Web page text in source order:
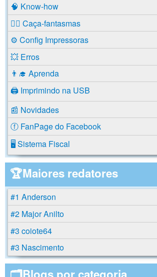
🧠 Know-how
🕵️‍♂️ Caça-fantasmas
⚙️ Config Impressoras
💥 Erros
👨‍🎓 Aprenda
🖨️ Imprimindo na USB
📰 Novidades
ⓕ FanPage do Facebook
🖥️ Sistema Fiscal
🏆Maiores redatores
#1 Anderson
#2 Major Anilto
#3 coiote64
#3 Nascimento